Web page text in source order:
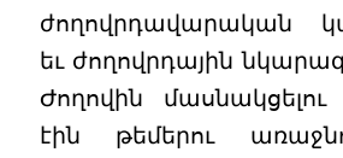
ժողովրդավարական
եւ ժողովրդային
Ժողովին մասնակցելու
էին թեմերու